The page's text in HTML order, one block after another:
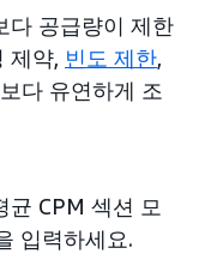
다 공급량이 제한
제약, 빈도 제한,
다 유연하게 조
균 CPM 섹션 모
입력하세요.